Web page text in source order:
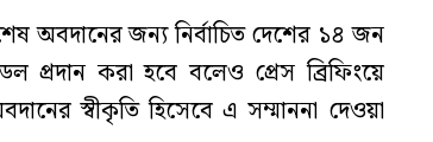
অবদানের জন্য নির্বাচিত দেশের ১৪ জন
প্রদান করা হবে বলেও প্রেস ব্রিফিংয়ে
স্বীকৃতি হিসেবে এ সম্মাননা দেওয়া